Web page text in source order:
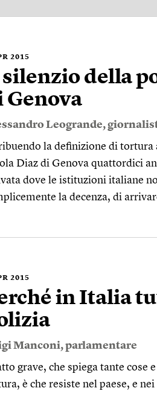
2015
della
Genova
Leogrande,
la definizione di tortura
Diaz di Genova quattordici
dove le istituzioni italiane
la decenza, di
2015
in Italia
Manconi, parlamentare
grave, che spiega tante cose
è che resiste nel paese, e